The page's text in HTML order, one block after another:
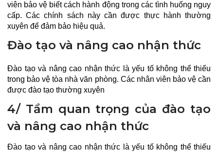
viên bảo vệ biết cách hành động trong các tình huống nguy
cấp. Các chính sách này cần được thực hành thường
xuyên để đảm bảo hiệu quả.
Đào tạo và nâng cao nhận thức
Đào tạo và nâng cao nhận thức là yếu tố không thể thiếu
trong bảo vệ tòa nhà văn phòng. Các nhân viên bảo vệ cần
được đào tạo thường xuyên
4/ Tầm quan trọng của đào tạo
và nâng cao nhận thức
Đào tạo và nâng cao nhận thức là yếu tố không thể thiếu